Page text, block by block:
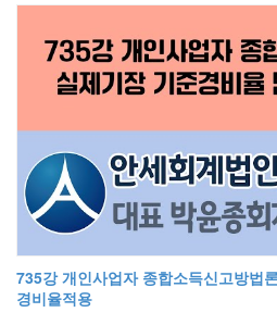
735강 개인사업자 종합소득신고방법
경비율적용